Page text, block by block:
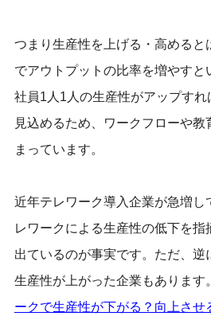
つまり生産性を上げる・高めると
でアウトプットの比率を増やすと
社員1人1人の生産性がアップす
見込めるため、ワークフローや
まっています。
近年テレワーク導入企業が急増し
レワークによる生産性の低下を指
出ているのが事実です。ただ、逆
生産性が上がった企業もあります
ークで生産性が下がる？向上させ